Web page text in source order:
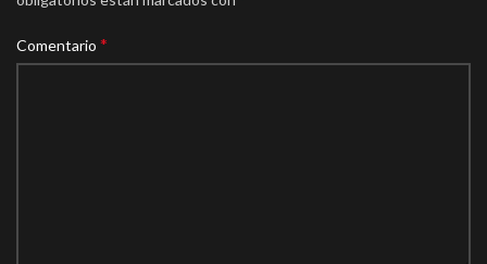
Comentario *